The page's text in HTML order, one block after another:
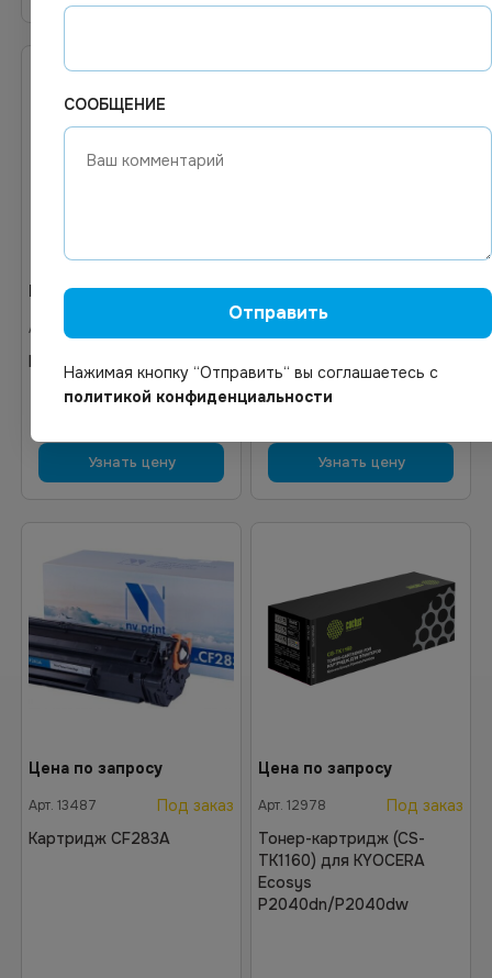
Цена по запросу
Арт. 02074
Картридж FX-10
Узнать цену
Цена по запросу
Картридж NS-Q2612XL
Узнать цену
Цена по запросу
Арт. 13487
Под заказ
Картридж CF283A
Цена по запросу
Арт. 12978
Под заказ
Тонер-картридж (CS-
TK1160) для KYOCERA
Ecosys
P2040dn/P2040dw
СООБЩЕНИЕ
Отправить
Нажимая кнопку “Отправить“ вы соглашаетесь с
политикой конфиденциальности